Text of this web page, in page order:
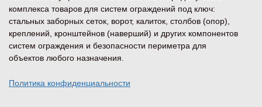
комплекса товаров для систем ограждений под ключ:
стальных заборных сеток, ворот, калиток, столбов (опор),
креплений, кронштейнов (наверший) и других компонентов
систем ограждения и безопасности периметра для
объектов любого назначения.
Политика конфиденциальности